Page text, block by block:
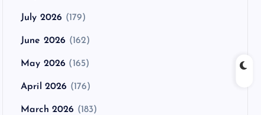
July 2026 (179)
June 2026 (162)
May 2026 (165)
April 2026 (176)
March 2026 (183)